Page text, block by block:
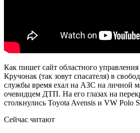
Как пишет сайт областного
Кручонак (так зовут спасателя) в
службы время ехал на АЗС на личной
очевидцем ДТП. На его глазах на
столкнулись Toyota Avensis и VW Polo
Сейчас читают